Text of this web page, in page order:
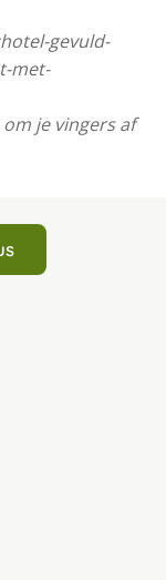
gevuld-
met-
je vingers af